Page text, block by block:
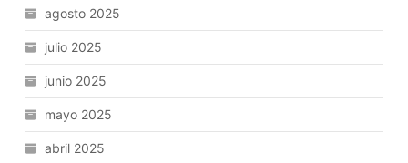
agosto 2025
julio 2025
junio 2025
mayo 2025
abril 2025